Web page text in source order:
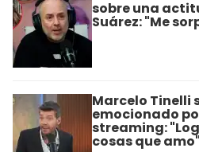
sobre una
Suárez: "Me
Marcelo Tinelli
emocionado
streaming:
cosas que amo"